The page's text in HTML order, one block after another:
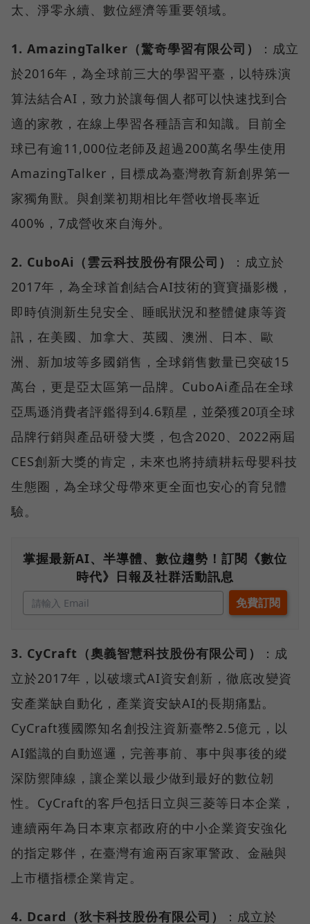
太、淨零永續、數位經濟等重要領域。
1. AmazingTalker（驚奇學習有限公司）
：成立
於2016年，為全球前三大的學習平臺，以特殊演
算法結合AI，致力於讓每個人都可以快速找到合
適的家教，在線上學習各種語言和知識。目前全
球已有逾11,000位老師及超過200萬名學生使用
AmazingTalker，目標成為臺灣教育新創界第一
家獨角獸。與創業初期相比年營收增長率近
400%，7成營收來自海外。
2. CuboAi（雲云科技股份有限公司）
：成立於
2017年，為全球首創結合AI技術的寶寶攝影機，
即時偵測新生兒安全、睡眠狀況和整體健康等資
訊，在美國、加拿大、英國、澳洲、日本、歐
洲、新加坡等多國銷售，全球銷售數量已突破15
萬台，更是亞太區第一品牌。CuboAi產品在全球
亞馬遜消費者評鑑得到4.6顆星，並榮獲20項全球
品牌行銷與產品研發大獎，包含2020、2022兩屆
CES創新大獎的肯定，未來也將持續耕耘母嬰科技
生態圈，為全球父母帶來更全面也安心的育兒體
驗。
掌握最新AI、半導體、數位趨勢！訂閱《數位
時代》日報及社群活動訊息
3. CyCraft（奧義智慧科技股份有限公司）
：成
立於2017年，以破壞式AI資安創新，徹底改變資
安產業缺自動化，產業資安缺AI的長期痛點。
CyCraft獲國際知名創投注資新臺幣2.5億元，以
AI鑑識的自動巡邏，完善事前、事中與事後的縱
深防禦陣線，讓企業以最少做到最好的數位韌
性。CyCraft的客戶包括日立與三菱等日本企業，
連續兩年為日本東京都政府的中小企業資安強化
的指定夥伴，在臺灣有逾兩百家軍警政、金融與
上市櫃指標企業肯定。
4. Dcard（狄卡科技股份有限公司）
：成立於